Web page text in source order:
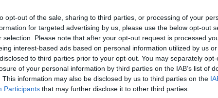
opt-out of the sale, sharing to third parties, or processing of your
for targeted advertising by us, please use the below opt-out
selection. Please note that after your opt-out request is processed
interest-based ads based on personal information utilized by us
to third parties prior to your opt-out. You may separately
of your personal information by third parties on the IAB’s list of
This information may also be disclosed by us to third parties on the
Participants that may further disclose it to other third parties.
induló vállalkozás, amelyet erős innováció és
szociális küldetés jellemez.
hogy olyan vidéki családból származom, amely a
megbukott. Eleinte ez visszatartott attól, hogy